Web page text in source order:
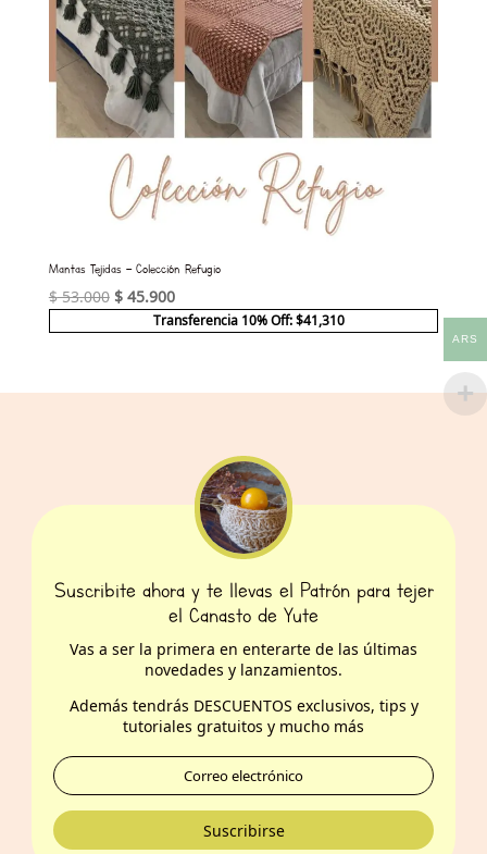
Mantas Tejidas – Colección Refugio
$53.000 El
precio
$ 53.000.
$45.900El
precio
$ 45.900.
Transferencia 10% Off: $41,310
Suscribite ahora y te llevas el Patrón para tejer
el Canasto de Yute
Vas a ser la primera en enterarte de las últimas
novedades y lanzamientos.
Además tendrás DESCUENTOS exclusivos, tips y
tutoriales gratuitos y mucho más
Suscribirse
ARS